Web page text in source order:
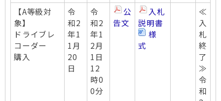
【A等級対
象】
ドライブレ
コーダー
購入
令
和2
年1
1月
20
日
令
和2
年1
2月
1日
12
時0
0分
公
告文
入札
説明書
様
式
≪
入
札
終
了
≫
令
和